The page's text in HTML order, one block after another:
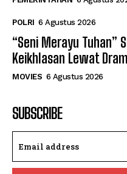
POLRI 6 Agustus 2026
“Seni Merayu Tuhan”
Keikhlasan Lewat
MOVIES 6 Agustus 2026
SUBSCRIBE